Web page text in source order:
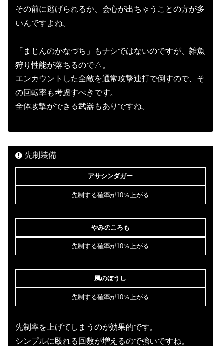
その前に逃げられるか、会心が出ちゃうことの方が多
いんですよね。
「まじんのかなづち」もナシではないのですが、雑魚
狩り性能が落ちるので△。
エンカウントした全敵を通常攻撃連打で倒すので、そ
の回転率も考慮すべきです。
全体攻撃ができる武器もありですね。
先制装備
アサシンダガー
先制する確率が10％上がる
やみのころも
先制する確率が10％上がる
風のぼうし
先制する確率が10％上がる
先制率を上げてしまうのが効果的です。
シンプルに殴れる回数が増えるので強いですね。